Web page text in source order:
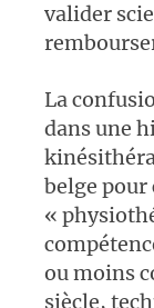
valider
La
dans une
belge pour
«
ou moins
siècle,